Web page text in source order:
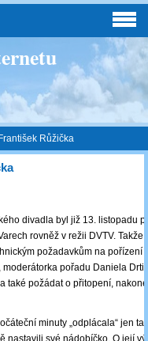
Růžička
divadla byl již 13. listopadu
rovněž v režii DVTV. Takže
požadavkům na pořízení
pořadu Daniela
požádat o přitopení,
minuty „odplácala“ jen